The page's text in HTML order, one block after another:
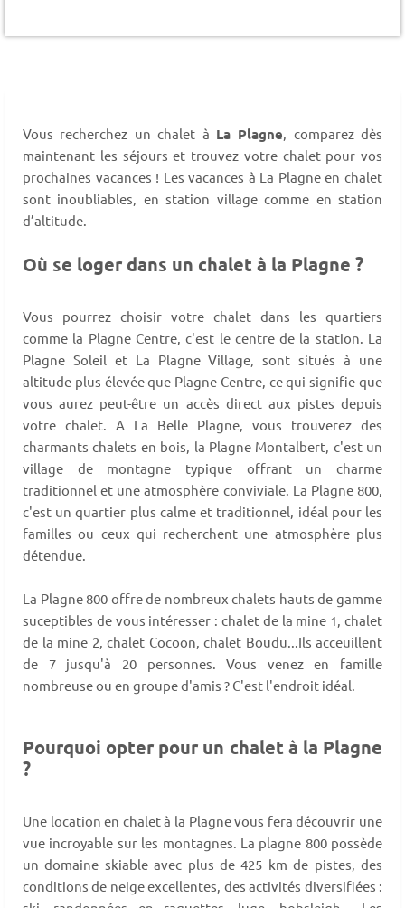
Vous recherchez un chalet à La Plagne , comparez dès
maintenant les séjours et trouvez votre chalet pour vos
prochaines vacances ! Les vacances à La Plagne en chalet
sont inoubliables, en station village comme en station
d’altitude.
Où se loger dans un chalet à la Plagne ?
Vous pourrez choisir votre chalet dans les quartiers
comme la Plagne Centre, c'est le centre de la station. La
Plagne Soleil et La Plagne Village, sont situés à une
altitude plus élevée que Plagne Centre, ce qui signifie que
vous aurez peut-être un accès direct aux pistes depuis
votre chalet. A La Belle Plagne, vous trouverez des
charmants chalets en bois, la Plagne Montalbert, c'est un
village de montagne typique offrant un charme
traditionnel et une atmosphère conviviale. La Plagne 800,
c'est un quartier plus calme et traditionnel, idéal pour les
familles ou ceux qui recherchent une atmosphère plus
détendue.
La Plagne 800 offre de nombreux chalets hauts de gamme
suceptibles de vous intéresser : chalet de la mine 1, chalet
de la mine 2, chalet Cocoon, chalet Boudu...Ils acceuillent
de 7 jusqu'à 20 personnes. Vous venez en famille
nombreuse ou en groupe d'amis ? C'est l'endroit idéal.
Pourquoi opter pour un chalet à la Plagne
?
Une location en chalet à la Plagne vous fera découvrir une
vue incroyable sur les montagnes. La plagne 800 possède
un domaine skiable avec plus de 425 km de pistes, des
conditions de neige excellentes, des activités diversifiées :